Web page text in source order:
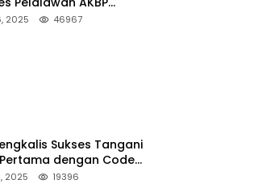
S.I.K.
2025 46967
Sukses Tangani
dengan Code
2025 19396